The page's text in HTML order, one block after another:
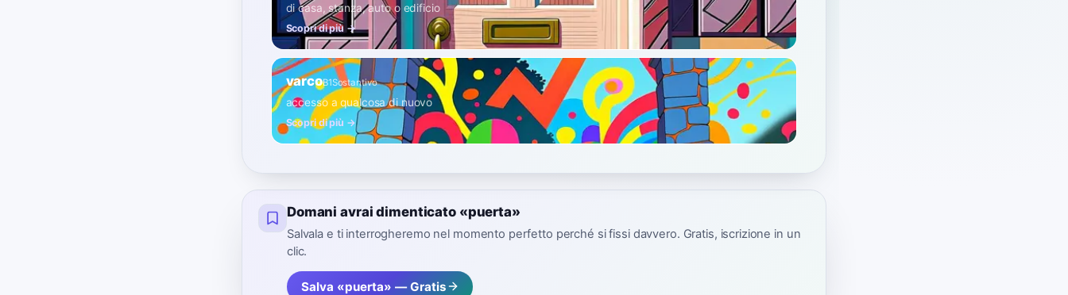
di casa, stanza, auto o edificio
Scopri di più →
varcoB1Sostantivo
accesso a qualcosa di nuovo
Scopri di più →
Domani avrai dimenticato «puerta»
Salvala e ti interrogheremo nel momento perfetto perché si fissi davvero. Gratis, iscrizione in un
clic.
Salva «puerta» — Gratis